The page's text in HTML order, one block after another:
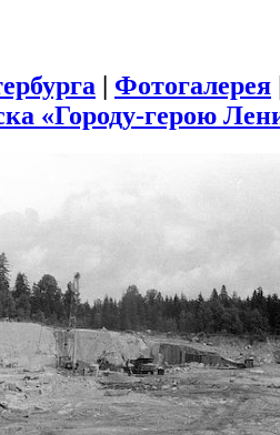
| Фотогалерея
«Городу-герою